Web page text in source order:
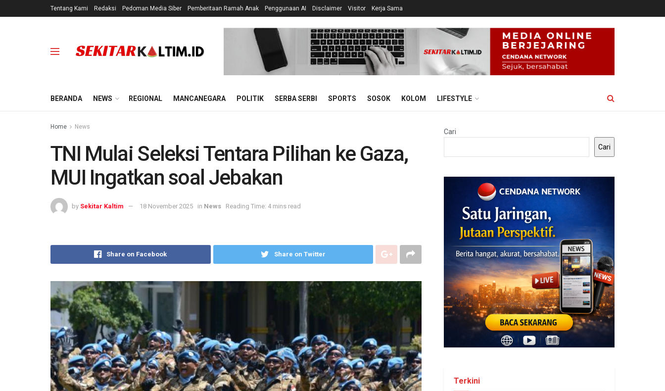
Tentang Kami Redaksi Pedoman Media Siber Pemberitaan Ramah Anak Penggunaan AI Disclaimer Visitor Kerja Sama
BERANDA NEWS REGIONAL MANCANEGARA POLITIK SERBA SERBI SPORTS SOSOK KOLOM LIFESTYLE
Home News
TNI Mulai Seleksi Tentara Pilihan ke Gaza,
MUI Ingatkan soal Jebakan
by Sekitar Kaltim 18 November 2025 in News Reading Time: 4 mins read
Share on Facebook Share on Twitter
Cari
Cari
Terkini